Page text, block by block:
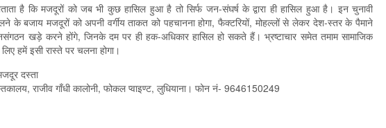
है कि मजदूरों को जब भी कुछ हासिल हुआ है तो सिर्फ जन-संघर्ष के द्वारा ही हासिल हुआ है। इन चुनावी
के बजाय मजदूरों को अपनी वर्गीय ताकत को पहचानना होगा, फैक्टरियों, मोहल्लों से लेकर देश-स्तर के पैमाने
खड़े करने होंगे, जिनके दम पर ही हक-अधिकार हासिल हो सकते हैं। भ्रष्टाचार समेत तमाम सामाजिक
हमें इसी रास्ते पर चलना होगा।
दस्ता
राजीव गाँधी कालोनी, फोकल प्वाइण्ट, लुधियाना। फोन नं- 9646150249